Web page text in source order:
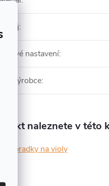
:
nastavení:
výrobce:
naleznete v této
Podbradky na violy